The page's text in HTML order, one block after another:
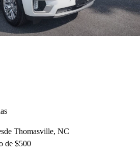
Thomasville, NC
de $500